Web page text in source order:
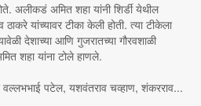
अलीकडं अमित शहा यांनी शिर्डी येथील
यांच्यावर टीका केली होती. त्या टीकेला
देशाच्या आणि गुजरातच्या गौरवशाळी
शहा यांना टोले हाणले.
वल्लभभाई पटेल, यशवंतराव चव्हाण, शंकरराव...